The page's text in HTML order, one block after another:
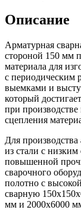
Описание
Арматурная
стороной 150 мм
материала для
с
выемками и
который
при
сцепления
Для
из стали с
повышенной
сварочного
полотно с
сварную
мм и 2000х6000